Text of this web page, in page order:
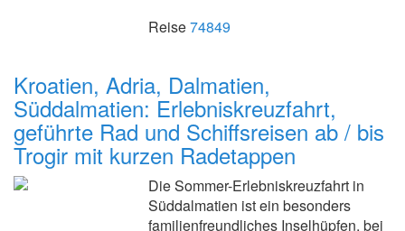
Reise74849
Kroatien, Adria, Dalmatien,
Süddalmatien: Erlebniskreuzfahrt,
geführte Rad und Schiffsreisen ab / bis
Trogir mit kurzen Radetappen
Die Sommer-Erlebniskreuzfahrt in
Süddalmatien ist ein besonders
familienfreundliches Inselhüpfen, bei